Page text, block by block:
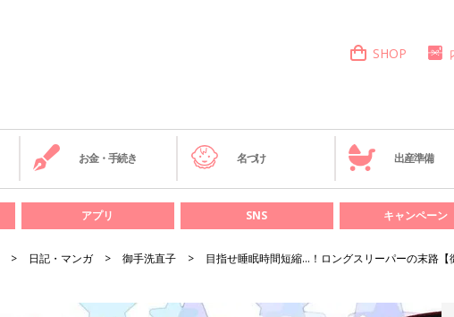
SHOP
お金・手続き 名づけ 出産準備
アプリ SNS キャンペーン
日記・マンガ 御手洗直子 目指せ睡眠時間短縮…！ロングスリーパーの末路【